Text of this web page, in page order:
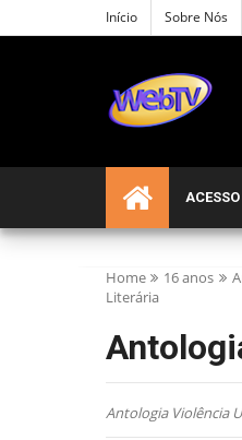
Início Sobre Nós
Home 16 anos
Literária
Antologia Violência